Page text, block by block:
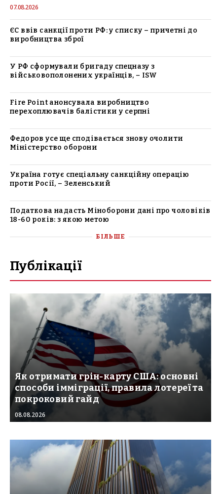
07.08.2026
ЄС ввів санкції проти РФ: у списку – причетні до
виробництва зброї
У РФ сформували бригаду спецназу з
військовополонених українців, – ISW
Fire Point анонсувала виробництво
перехоплювачів балістики у серпні
Федоров усе ще сподівається знову очолити
Міністерство оборони
Україна готує спеціальну санкційну операцію
проти Росії, – Зеленський
Податкова надасть Міноборони дані про чоловіків
18-60 років: з якою метою
БІЛЬШЕ
Публікації
Як отримати грін-карту США: основні
способи імміграції, правила лотереї та
покроковий гайд
08.08.2026